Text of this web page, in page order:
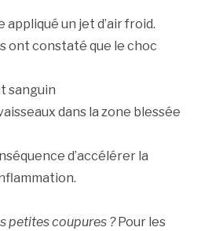
appliqué un jet d’air froid.
ont constaté que le choc
sanguin
dans la zone blessée
d’accélérer la
petites coupures ?Pour les